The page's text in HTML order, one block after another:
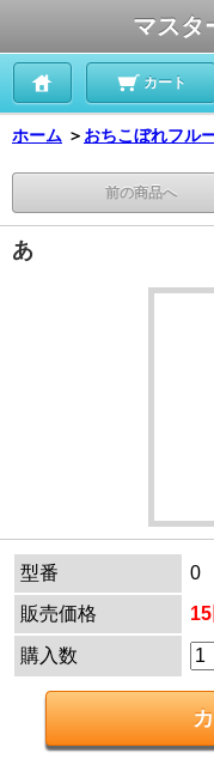
マスタ
カート
ホーム ＞ おちこぼれフル
前の商品へ
あ
型番
0
販売価格
15
購入数